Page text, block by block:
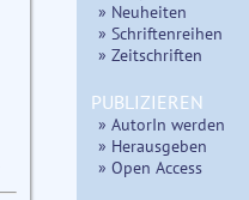
» Neuheiten
» Schriftenreihen
» Zeitschriften
PUBLIZIEREN
» AutorIn werden
» Herausgeben
» Open Access